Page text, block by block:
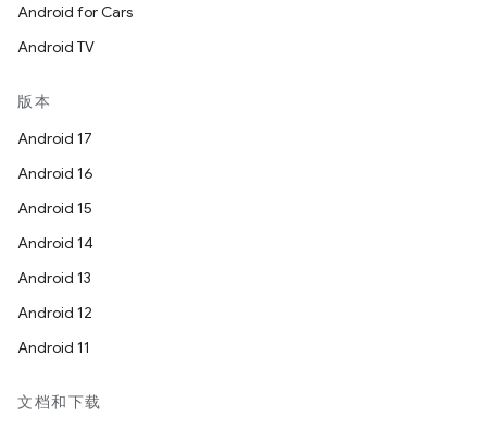
Android for Cars
Android TV
版本
Android 17
Android 16
Android 15
Android 14
Android 13
Android 12
Android 11
文档和下载